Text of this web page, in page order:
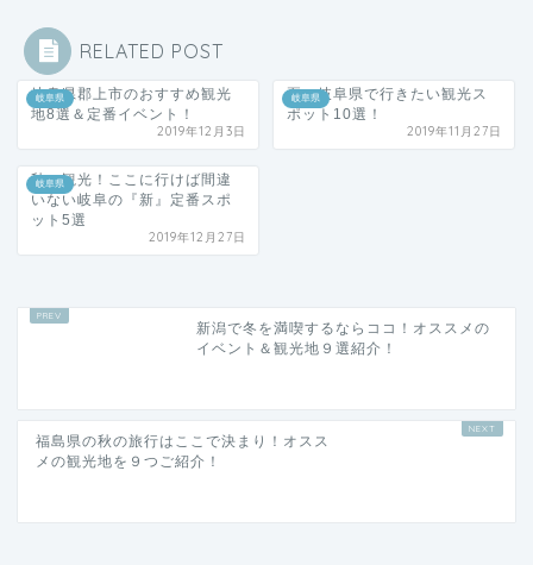
RELATED POST
岐阜県
岐阜県郡上市のおすすめ観光
地8選＆定番イベント！
2019年12月3日
岐阜県
夏の岐阜県で行きたい観光ス
ポット10選！
2019年11月27日
岐阜県
秋の観光！ここに行けば間違
いない岐阜の『新』定番スポ
ット5選
2019年12月27日
新潟で冬を満喫するならココ！オススメの
イベント＆観光地９選紹介！
福島県の秋の旅行はここで決まり！オスス
メの観光地を９つご紹介！